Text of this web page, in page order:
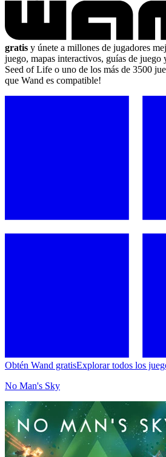
gratis y únete a millones de jugadores
juego, mapas interactivos, guías de juego
Seed of Life o uno de los más de 3500
que Wand es compatible!
Obtén Wand gratisExplorar todos los
No Man's Sky